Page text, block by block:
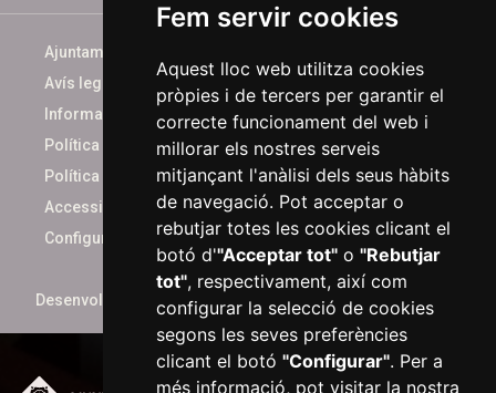
Fem servir cookies
Aquest lloc web utilitza cookies
pròpies i de tercers per garantir el
correcte funcionament del web i
millorar els nostres serveis
mitjançant l'anàlisi dels seus hàbits
de navegació. Pot acceptar o
rebutjar totes les cookies clicant el
botó d'"Acceptar tot"o "Rebutjar
tot", respectivament, així com
configurar la selecció de cookies
segons les seves preferències
clicant el botó "Configurar". Per a
més informació, pot visitar la nostra
Ajuntament de Reus
Avís legal
Informació bàsica
Política de cookies
Política de privacitat
Accessibilitat
Configurar cookies
Desenvolupat per xarop.com